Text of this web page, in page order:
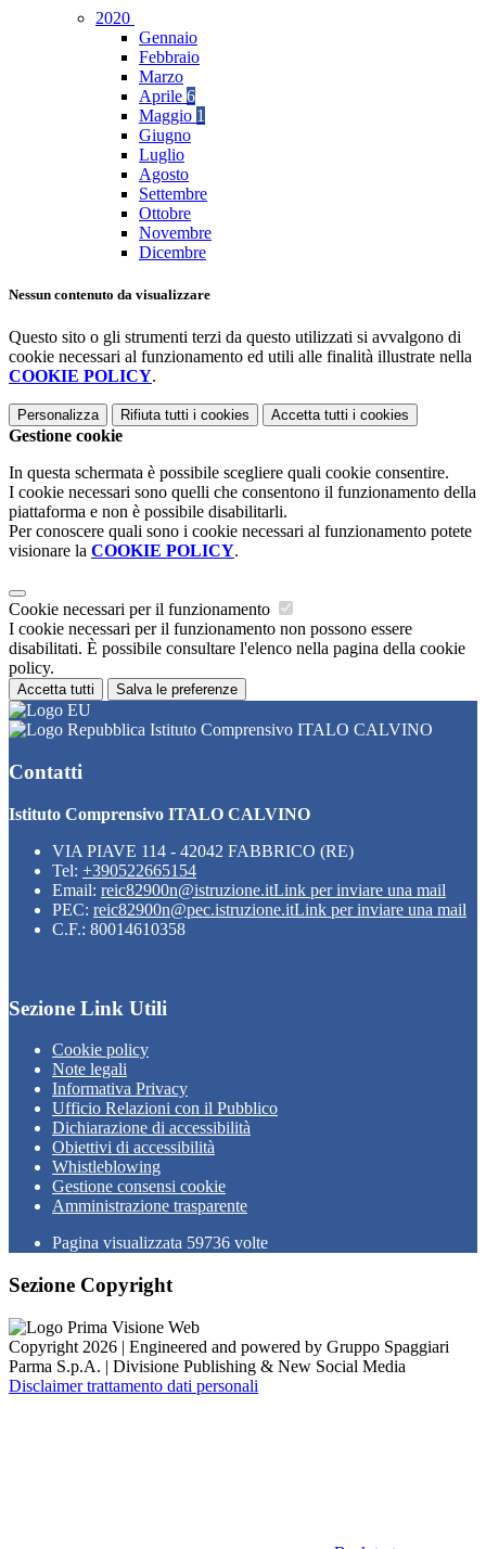
2020
Gennaio
Febbraio
Marzo
Aprile 6
Maggio 1
Giugno
Luglio
Agosto
Settembre
Ottobre
Novembre
Dicembre
Nessun contenuto da visualizzare
Questo sito o gli strumenti terzi da questo utilizzati si avvalgono di
cookie necessari al funzionamento ed utili alle finalità illustrate nella
COOKIE POLICY.
Personalizza Rifiuta tutti i cookies Accetta tutti i cookies
Gestione cookie
In questa schermata è possibile scegliere quali cookie consentire.
I cookie necessari sono quelli che consentono il funzionamento della
piattaforma e non è possibile disabilitarli.
Per conoscere quali sono i cookie necessari al funzionamento potete
visionare la COOKIE POLICY.
Cookie necessari per il funzionamento
I cookie necessari per il funzionamento non possono essere
disabilitati. È possibile consultare l'elenco nella pagina della cookie
policy.
Accetta tutti Salva le preferenze
Istituto Comprensivo ITALO CALVINO
Contatti
Istituto Comprensivo ITALO CALVINO
VIA PIAVE 114 - 42042 FABBRICO (RE)
Tel: +390522665154
Email: reic82900n@istruzione.itLink per inviare una mail
PEC: reic82900n@pec.istruzione.itLink per inviare una mail
C.F.: 80014610358
Sezione Link Utili
Cookie policy
Note legali
Informativa Privacy
Ufficio Relazioni con il Pubblico
Dichiarazione di accessibilità
Obiettivi di accessibilità
Whistleblowing
Gestione consensi cookie
Amministrazione trasparente
Pagina visualizzata 59736 volte
Sezione Copyright
Copyright 2026 | Engineered and powered by Gruppo Spaggiari
Parma S.p.A. | Divisione Publishing & New Social Media
Disclaimer trattamento dati personali